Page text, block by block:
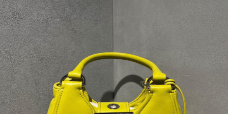
リクルート